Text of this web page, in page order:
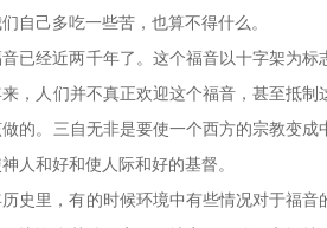
自己多吃一些苦，也算不得什么。
已经近两千年了。这个福音以十字架为标
，人们并不真正欢迎这个福音，甚至抵
的。三自无非是要使一个西方的宗教变
人和好和使人际和好的基督。
史里，有的时候环境中有些情况对于福